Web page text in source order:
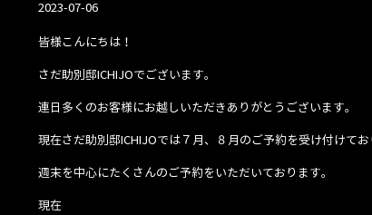
2023-07-06
皆様こんにちは！
さだ助別邸ICHIJOでございます。
連日多くのお客様にお越しいただきありがとうございます。
現在さだ助別邸ICHIJOでは７月、８月のご予約を受け付けて
週末を中心にたくさんのご予約をいただいております。
現在